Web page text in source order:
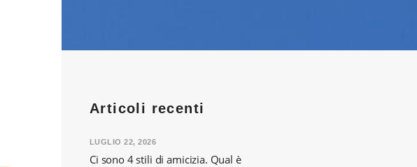
Articoli recenti
Ci sono 4 stili di amicizia. Qual è
LUGLIO 22, 2026